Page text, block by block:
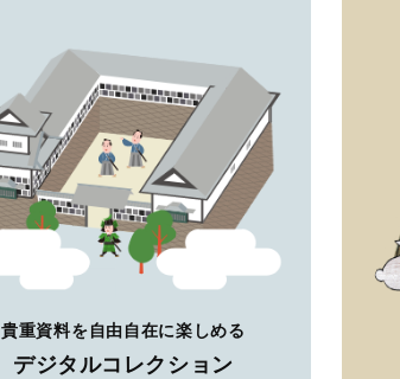
貴重資料を自由自在に楽しめる
デジタルコレクション